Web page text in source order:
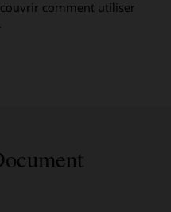
comment utiliser